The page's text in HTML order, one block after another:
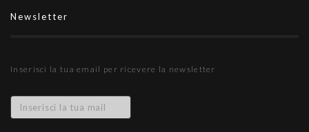
Newsletter
Inserisci la tua email per ricevere la newsletter